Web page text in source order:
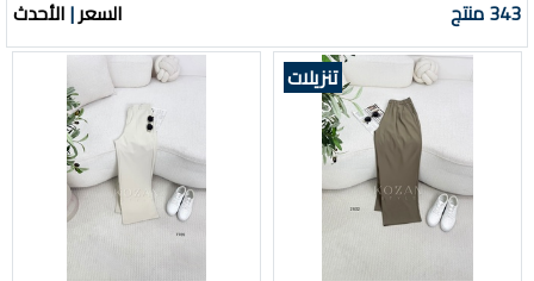
343 منتج السعر|الأحدث
تنزيلات